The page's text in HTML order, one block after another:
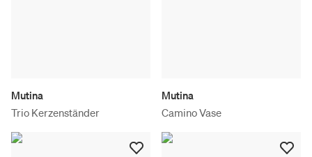
Mutina
Trio Kerzenständer
Mutina
Camino Vase